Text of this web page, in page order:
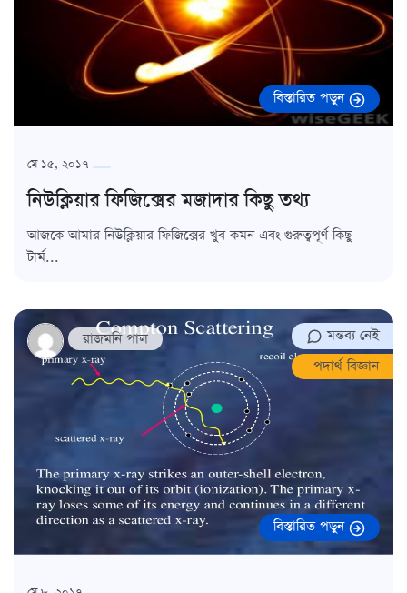
বিস্তারিত পড়ুন
মে ১৫, ২০১৭
নিউক্লিয়ার ফিজিক্সের মজাদার কিছু তথ্য
আজকে আমার নিউক্লিয়ার ফিজিক্সের খুব কমন এবং গুরুত্বপূর্ণ কিছু
টার্ম...
রাজমনি পাল
মন্তব্য নেই
পদার্থ বিজ্ঞান
বিস্তারিত পড়ুন